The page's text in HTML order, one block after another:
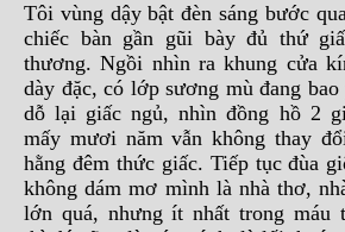
Tôi vùng dậy bật đèn sáng bước
chiếc bàn gần gũi bày đủ thứ
thương. Ngồi nhìn ra khung cửa
dày đặc, có lớp sương mù đang
dỗ lại giấc ngủ, nhìn đồng hồ 2
mấy mươi năm vẫn không thay
hằng đêm thức giấc. Tiếp tục đùa
không dám mơ mình là nhà thơ,
lớn quá, nhưng ít nhất trong máu